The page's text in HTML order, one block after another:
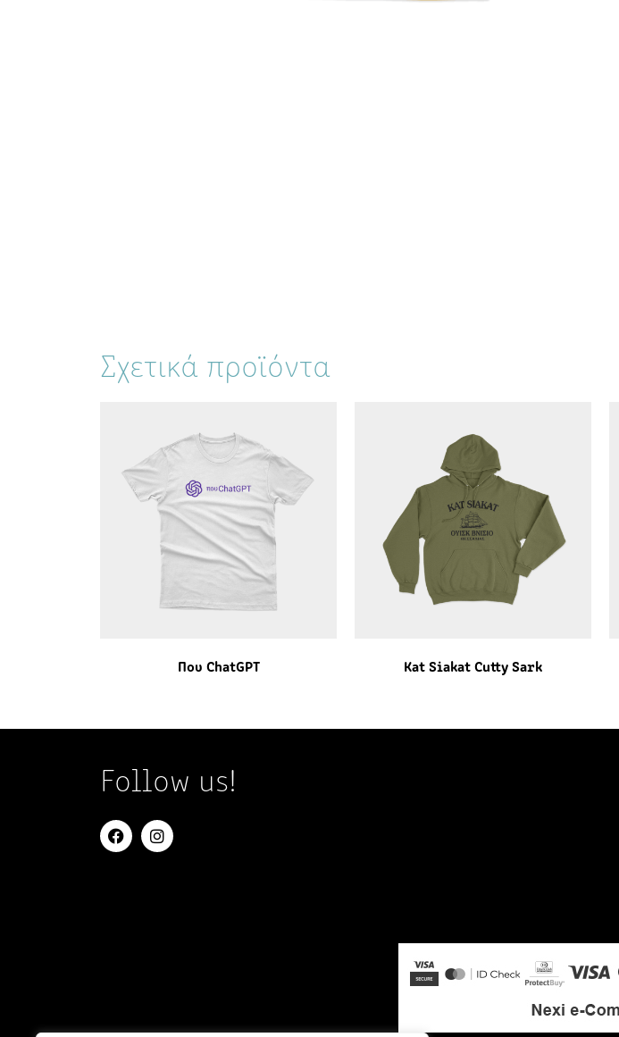
Σχετικά προϊόντα
Που ChatGPT Kat Siakat Cutty Sark
Follow us!